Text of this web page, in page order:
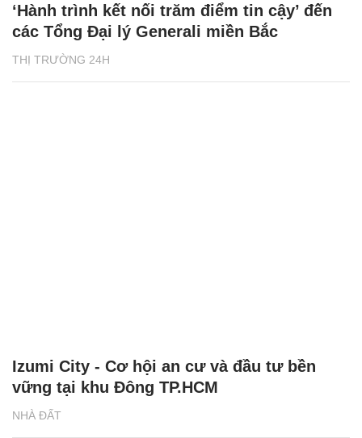
THỊ TRƯỜNG 24H
‘Hành trình kết nối trăm điểm tin cậy’ đến
các Tổng Đại lý Generali miền Bắc
NHÀ ĐẤT
Izumi City - Cơ hội an cư và đầu tư bền
vững tại khu Đông TP.HCM